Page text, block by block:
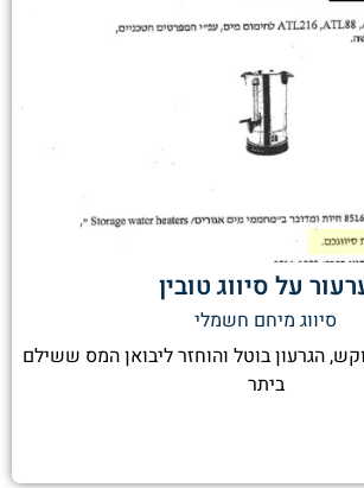
על סיווג טובין
סיווג מיחם חשמלי
הגרעון בוטל והוחזר ליבואן המס ששילם
ביתר